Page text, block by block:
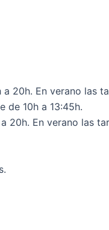
20h. En verano las
de 10h a 13:45h.
20h. En verano las